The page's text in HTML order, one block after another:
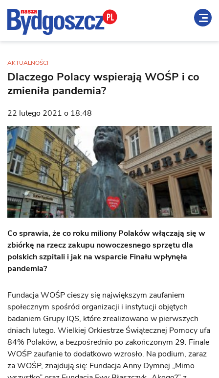
AKTUALNOŚCI
Dlaczego Polacy wspierają WOŚP i co
zmieniła pandemia?
22 lutego 2021 o 18:48
Co sprawia, że co roku miliony Polaków włączają się w
zbiórkę na rzecz zakupu nowoczesnego sprzętu dla
polskich szpitali i jak na wsparcie Finału wpłynęła
pandemia?
Fundacja WOŚP cieszy się największym zaufaniem
społecznym spośród organizacji i instytucji objętych
badaniem Grupy IQS, które zrealizowano w pierwszych
dniach lutego. Wielkiej Orkiestrze Świątecznej Pomocy ufa
84% Polaków, a bezpośrednio po zakończonym 29. Finale
WOŚP zaufanie to dodatkowo wzrosło. Na podium, zaraz
za WOŚP, znajdują się: Fundacja Anny Dymnej „Mimo